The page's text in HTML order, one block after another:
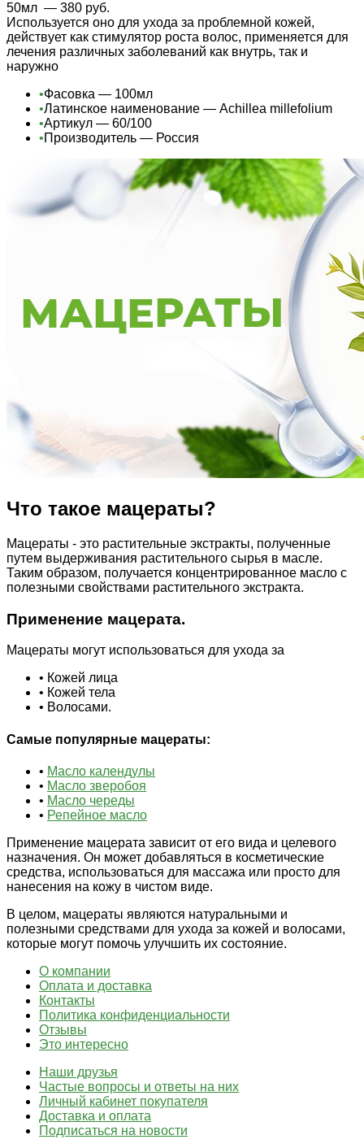
50мл — 380 руб.
Используется оно для ухода за проблемной кожей,
действует как стимулятор роста волос, применяется для
лечения различных заболеваний как внутрь, так и
наружно
•Фасовка — 100мл
•Латинское наименование — Achillea millefolium
•Артикул — 60/100
•Производитель — Россия
Что такое мацераты?
Мацераты - это растительные экстракты, полученные
путем выдерживания растительного сырья в масле.
Таким образом, получается концентрированное масло с
полезными свойствами растительного экстракта.
Применение мацерата.
Мацераты могут использоваться для ухода за
• Кожей лица
• Кожей тела
• Волосами.
Самые популярные мацераты:
• Масло календулы
• Масло зверобоя
• Масло череды
• Репейное масло
Применение мацерата зависит от его вида и целевого
назначения. Он может добавляться в косметические
средства, использоваться для массажа или просто для
нанесения на кожу в чистом виде.
В целом, мацераты являются натуральными и
полезными средствами для ухода за кожей и волосами,
которые могут помочь улучшить их состояние.
О компании
Оплата и доставка
Контакты
Политика конфиденциальности
Отзывы
Это интересно
Наши друзья
Частые вопросы и ответы на них
Личный кабинет покупателя
Доставка и оплата
Подписаться на новости